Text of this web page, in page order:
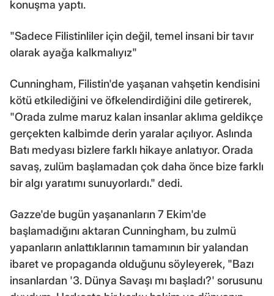
konuşma yaptı.
"Sadece Filistinliler için değil, temel insani bir tavır
olarak ayağa kalkmalıyız"
Cunningham, Filistin'de yaşanan vahşetin kendisini
kötü etkilediğini ve öfkelendirdiğini dile getirerek,
"Orada zulme maruz kalan insanlar aklıma geldikçe
gerçekten kalbimde derin yaralar açılıyor. Aslında
Batı medyası bizlere farklı hikaye anlatıyor. Orada
savaş, zulüm başlamadan çok daha önce bize farklı
bir algı yaratımı sunuyorlardı." dedi.
Gazze'de bugün yaşananların 7 Ekim'de
başlamadığını aktaran Cunningham, bu zulmü
yapanların anlattıklarının tamamının bir yalandan
ibaret ve propaganda olduğunu söyleyerek, "Bazı
insanlardan '3. Dünya Savaşı mı başladı?' sorusunu